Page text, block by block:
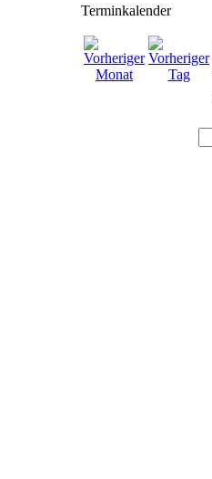
Terminkalender